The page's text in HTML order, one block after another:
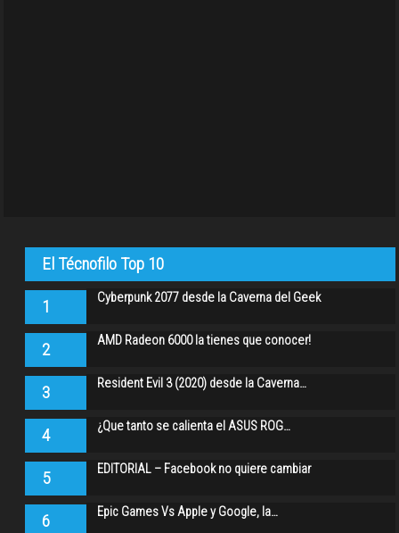
El Técnofilo Top 10
1 Cyberpunk 2077 desde la Caverna del Geek
2 AMD Radeon 6000 la tienes que conocer!
3 Resident Evil 3 (2020) desde la Caverna…
4 ¿Que tanto se calienta el ASUS ROG…
5 EDITORIAL – Facebook no quiere cambiar
6 Epic Games Vs Apple y Google, la…